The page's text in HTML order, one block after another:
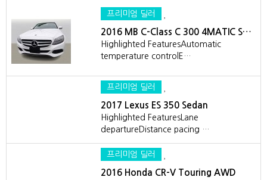
프리미엄 딜러
2016 MB C-Class C 300 4MATIC S…
Highlighted FeaturesAutomatic
temperature controlE…
프리미엄 딜러
2017 Lexus ES 350 Sedan
Highlighted FeaturesLane
departureDistance pacing …
프리미엄 딜러
2016 Honda CR-V Touring AWD